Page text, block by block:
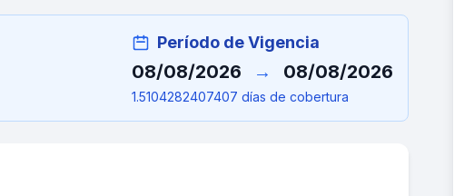
Período de Vigencia
08/08/2026 → 08/08/2026
1.5104282407407 días de cobertura